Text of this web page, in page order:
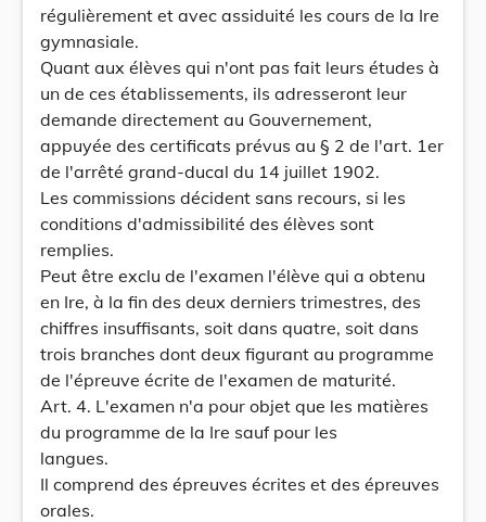
régulièrement et avec assiduité les cours de la Ire
gymnasiale.
Quant aux élèves qui n'ont pas fait leurs études à
un de ces établissements, ils adresseront leur
demande directement au Gouvernement,
appuyée des certificats prévus au § 2 de l'art. 1er
de l'arrêté grand-ducal du 14 juillet 1902.
Les commissions décident sans recours, si les
conditions d'admissibilité des élèves sont
remplies.
Peut être exclu de l'examen l'élève qui a obtenu
en Ire, à la fin des deux derniers trimestres, des
chiffres insuffisants, soit dans quatre, soit dans
trois branches dont deux figurant au programme
de l'épreuve écrite de l'examen de maturité.
Art. 4. L'examen n'a pour objet que les matières
du programme de la Ire sauf pour les
langues.
Il comprend des épreuves écrites et des épreuves
orales.